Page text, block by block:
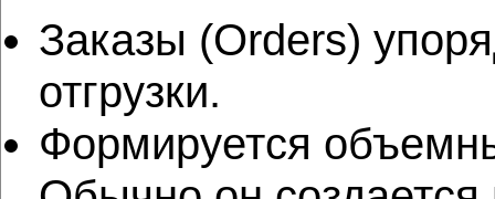
Заказы (Orders)
отгрузки.
Формируется